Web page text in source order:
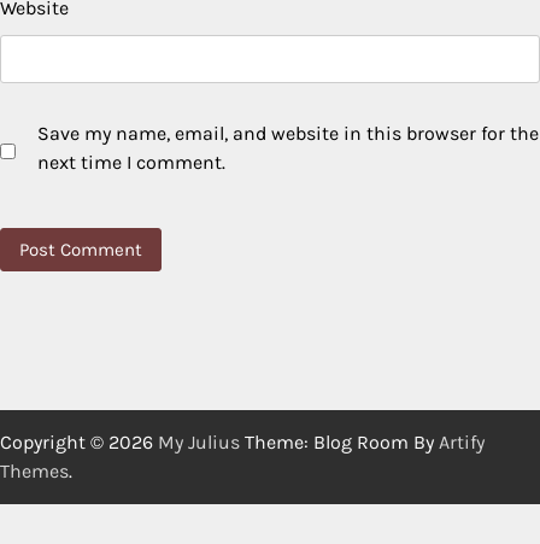
Website
Save my name, email, and website in this browser for the
next time I comment.
Copyright © 2026 My Julius Theme: Blog Room By Artify
Themes.